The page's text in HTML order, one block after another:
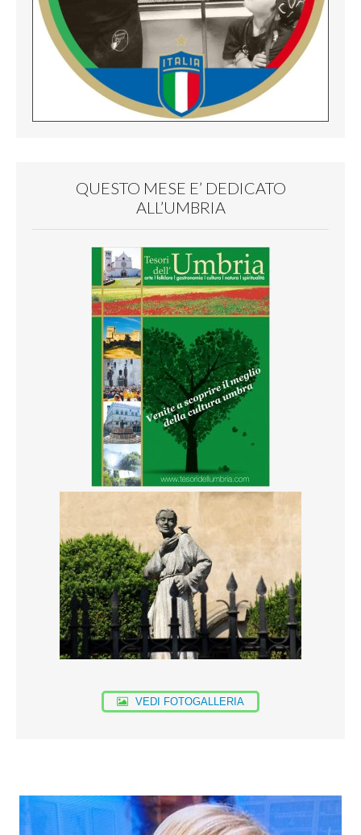
QUESTO MESE E’ DEDICATO
ALL’UMBRIA
VEDI FOTOGALLERIA